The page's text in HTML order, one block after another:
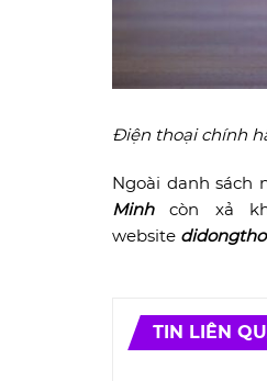
Điện thoại chính
Ngoài danh sách
Minh
còn xả
website
TIN LIÊN